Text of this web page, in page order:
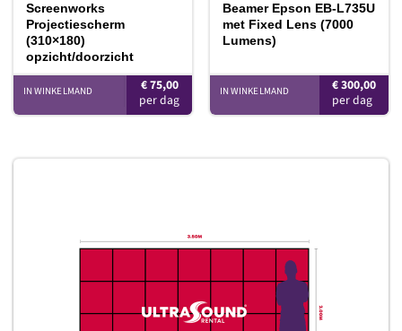
Screenworks
Projectiescherm
(310×180)
opzicht/doorzicht
€75,00
IN WINKELMAND
Beamer Epson EB-L735U
met Fixed Lens (7000
Lumens)
€300,00
IN WINKELMAND